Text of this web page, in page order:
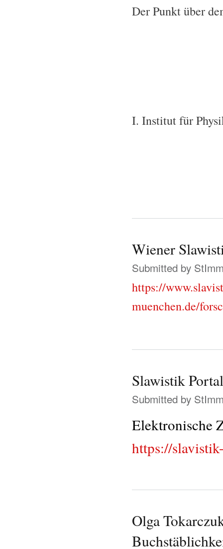
Der Punkt über
I. Institut für
Wiener
Submitted by
https://
muenchen.de/
Slawistik Portal
Submitted by
Elektronische
https://
Olga